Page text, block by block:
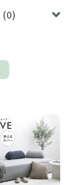
(0)